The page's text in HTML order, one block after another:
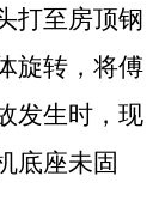
打至房顶钢
旋转，将傅
发生时，现
底座未固